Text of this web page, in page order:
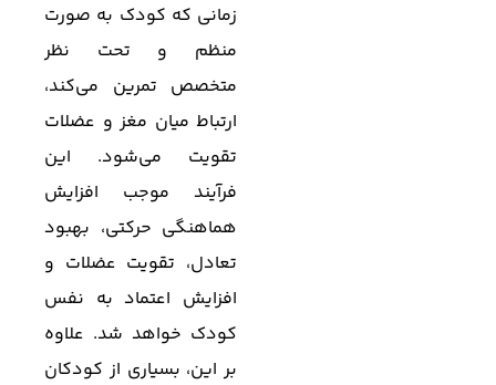
زمانی که کودک به صورت
منظم و تحت نظر
متخصص تمرین می‌کند،
ارتباط میان مغز و عضلات
تقویت می‌شود. این
فرآیند موجب افزایش
هماهنگی حرکتی، بهبود
تعادل، تقویت عضلات و
افزایش اعتماد به نفس
کودک خواهد شد. علاوه
بر این، بسیاری از کودکان